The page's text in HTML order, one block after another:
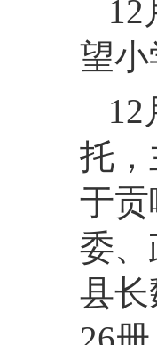
望小
托
于
委
县